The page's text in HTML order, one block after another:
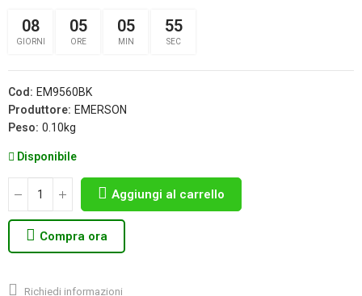
08
GIORNI
05
ORE
05
MIN
54
SEC
Cod: EM9560BK
Produttore: EMERSON
Peso: 0.10kg
Disponibile
Aggiungi al carrello
Compra ora
Richiedi informazioni